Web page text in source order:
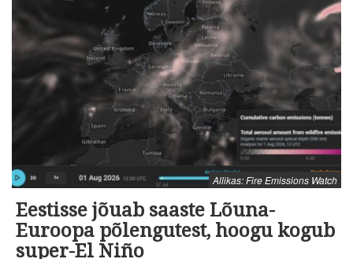
Allikas: Fire Emissions Watch
Eestisse jõuab saaste Lõuna-
Euroopa põlengutest, hoogu kogub
super-El Niño